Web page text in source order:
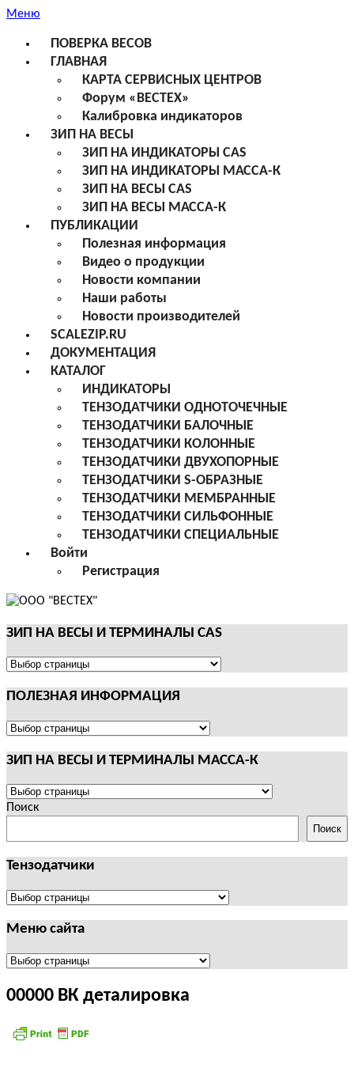
Меню
ПОВЕРКА ВЕСОВ
ГЛАВНАЯ
КАРТА СЕРВИСНЫХ ЦЕНТРОВ
Форум «ВЕСТЕХ»
Калибровка индикаторов
ЗИП НА ВЕСЫ
ЗИП НА ИНДИКАТОРЫ CAS
ЗИП НА ИНДИКАТОРЫ МАССА-К
ЗИП НА ВЕСЫ CAS
ЗИП НА ВЕСЫ МАССА-К
ПУБЛИКАЦИИ
Полезная информация
Видео о продукции
Новости компании
Наши работы
Новости производителей
SCALEZIP.RU
ДОКУМЕНТАЦИЯ
КАТАЛОГ
ИНДИКАТОРЫ
ТЕНЗОДАТЧИКИ ОДНОТОЧЕЧНЫЕ
ТЕНЗОДАТЧИКИ БАЛОЧНЫЕ
ТЕНЗОДАТЧИКИ КОЛОННЫЕ
ТЕНЗОДАТЧИКИ ДВУХОПОРНЫЕ
ТЕНЗОДАТЧИКИ S-ОБРАЗНЫЕ
ТЕНЗОДАТЧИКИ МЕМБРАННЫЕ
ТЕНЗОДАТЧИКИ СИЛЬФОННЫЕ
ТЕНЗОДАТЧИКИ СПЕЦИАЛЬНЫЕ
Войти
Регистрация
ЗИП НА ВЕСЫ И ТЕРМИНАЛЫ CAS
ЗИП
ВЕСЫ
ТЕРМИНАЛЫ
ПОЛЕЗНАЯ ИНФОРМАЦИЯ
ПОЛЕЗНАЯ
ЗИП НА ВЕСЫ И ТЕРМИНАЛЫ МАССА-К
ЗИП
НА
И
ТЕРМИНАЛЫ
МАССА-
Поиск
Поиск
Тензодатчики
Тензодатчики
Меню сайта
Меню
00000 ВК деталировка